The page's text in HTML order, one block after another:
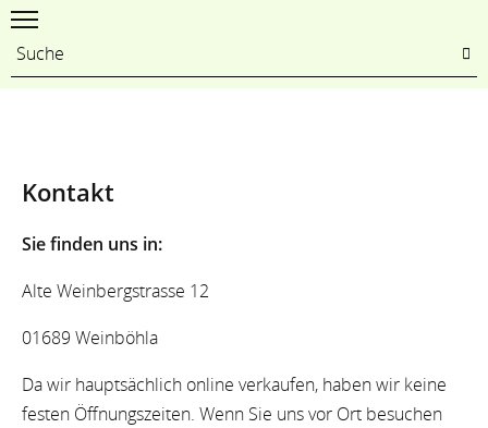
Kontakt
Sie finden uns in:
Alte Weinbergstrasse 12
01689 Weinböhla
Da wir hauptsächlich online verkaufen, haben wir keine
festen Öffnungszeiten. Wenn Sie uns vor Ort besuchen